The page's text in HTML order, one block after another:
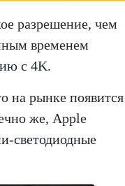
разрешение, чем
временем
с 4K.
на рынке появится
же, Apple
светодиодные